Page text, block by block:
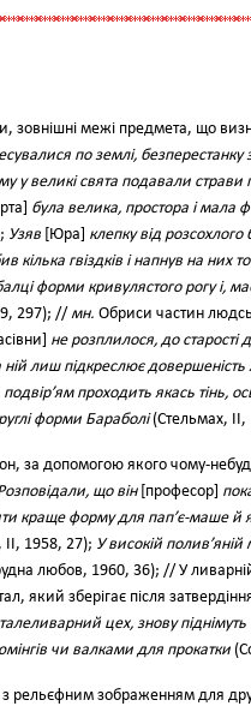
зовнішні межі предмета, що
по землі,
у великі свята подавали
була велика, простора і мала
Узяв [Юра] клепку від розсохлого
кілька гвіздків і напнув на них
форми кривулястого рогу і,
297); // мн. Обриси частин
не розплилося, до старості
ній лиш підкреслює
проходить якась тінь,
форми Бараболі(Стельмах, II,
за допомогою якого чому-
що він[професор]
краще форму для пап’є-маше й
1958, 27); У високій
любов, 1960, 36); // У
який зберігає після
цех, знову
чи валками для прокатки
рельєфним зображенням для